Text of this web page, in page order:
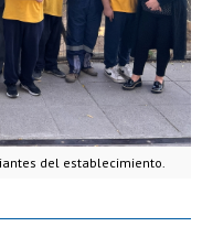
del establecimiento.